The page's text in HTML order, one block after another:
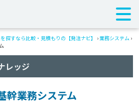
探すなら比較・見積もりの【発注ナビ】 › 業務システム ›
レッジ
幹業務システム